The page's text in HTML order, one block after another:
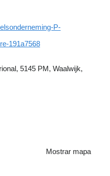
P-
191a7568
5145 PM, Waalwijk,
Mostrar mapa